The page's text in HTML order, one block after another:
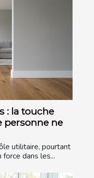
: la touche
personne ne
utilitaire, pourtant
dans les...